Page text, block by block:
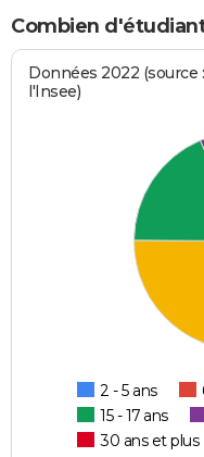
Combien
Données 2022
l'Insee)
2 - 5 ans
15 - 17 ans
30 ans et plus